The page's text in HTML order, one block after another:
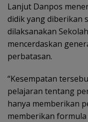
Lanjut Danpos
didik yang diberikan
dilaksanakan
mencerdaskan
perbatasan.
“Kesempatan
pelajaran tentang
hanya memberikan
memberikan